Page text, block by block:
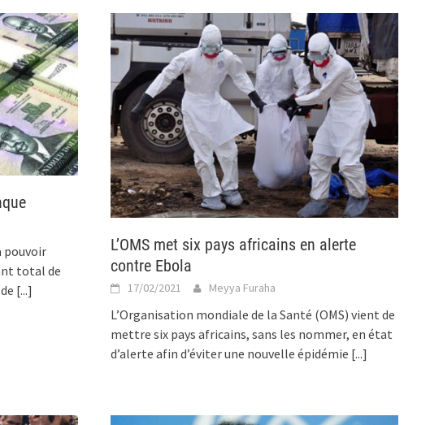
pouvoir
total de
[...]
L’OMS met six pays africains en alerte
contre Ebola
17/02/2021 Meyya Furaha
L’Organisation mondiale de la Santé (OMS) vient de
mettre six pays africains, sans les nommer, en état
d’alerte afin d’éviter une nouvelle épidémie [...]